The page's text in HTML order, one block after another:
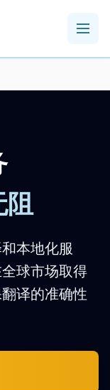
阻
本地化服
球市场取得
译的准确性